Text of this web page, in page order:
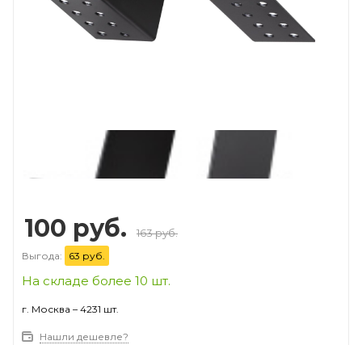
100 руб. 163 руб.
Выгода: 63 руб.
На складе более 10 шт.
г. Москва – 4231 шт.
Нашли дешевле?